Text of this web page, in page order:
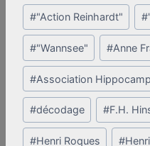
Post
Tags:
#"Action Reinhardt" #
#"Wannsee" #Anne
#Association
#décodage #F.H.
#Henri Roques #